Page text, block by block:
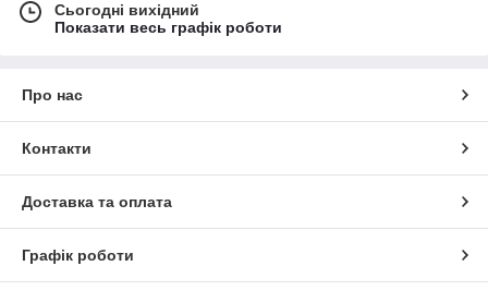
Сьогодні вихідний
Показати весь графік роботи
Про нас
Контакти
Доставка та оплата
Графік роботи